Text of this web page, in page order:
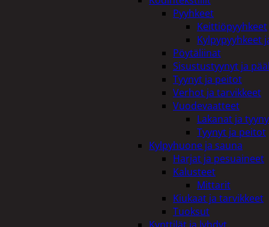
Pyyhkeet
Keittiöpyyhkeet
Kylpypyyhkeet
Pöytäliinat
Sisustustyynyt ja
Tyynyt ja peitot
Verhot ja tarvikkeet
Vuodevaatteet
Lakanat ja
Tyynyt ja peitot
Kylpyhuone ja sauna
Harjat ja pesuaineet
Kalusteet
Mittarit
Kiukaat ja tarvikkeet
Tuoksut